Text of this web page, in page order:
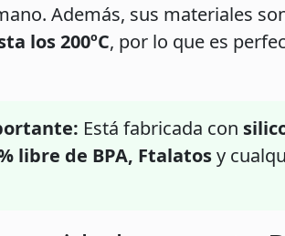
Además, sus materiales
los 200ºC, por lo que es
Está fabricada con
libre de BPA, Ftalatosy